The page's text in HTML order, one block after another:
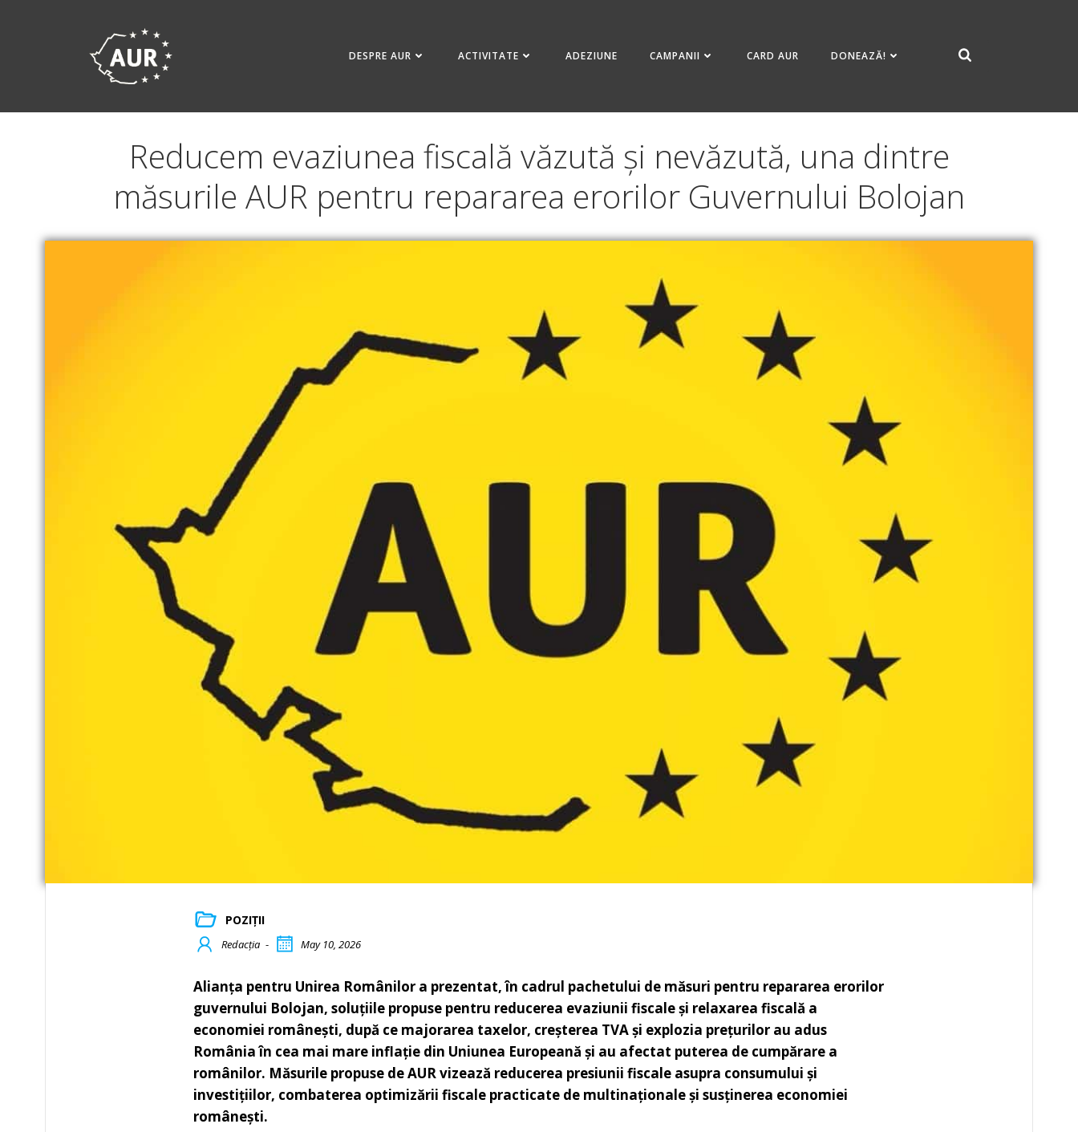
DESPRE AUR ACTIVITATE ADEZIUNE CAMPANII CARD AUR DONEAZĂ!
Reducem evaziunea fiscală văzută și nevăzută, una dintre
măsurile AUR pentru repararea erorilor Guvernului Bolojan
POZIȚII
Redacția - May 10, 2026
Alianța pentru Unirea Românilor a prezentat, în cadrul pachetului de măsuri pentru repararea erorilor
guvernului Bolojan, soluțiile propuse pentru reducerea evaziunii fiscale și relaxarea fiscală a
economiei românești, după ce majorarea taxelor, creșterea TVA și explozia prețurilor au adus
România în cea mai mare inflație din Uniunea Europeană și au afectat puterea de cumpărare a
românilor. Măsurile propuse de AUR vizează reducerea presiunii fiscale asupra consumului și
investițiilor, combaterea optimizării fiscale practicate de multinaționale și susținerea economiei
românești.